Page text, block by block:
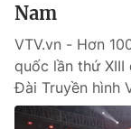
Pháp luật
Nam
VTV.vn - Hơn
quốc lần thứ
Đài Truyền hình